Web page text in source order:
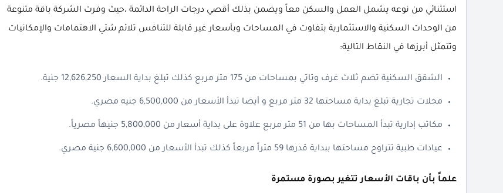
استثنائي من نوعه يشمل العمل والسكن معاً ويضمن بذلك أقصي درجات الراحة الدائمة ،حيث وفرت الشركة باقة متنوعة
من الوحدات السكنية والاستثمارية بتفاوت في المساحات وبأسعار غير قابلة للتنافس تلائم شتي الاهتمامات والإمكانيات
وتتمثل أبرزها في النقاط التالية:
الشقق السكنية تضم ثلاث غرف وتاتي بمساحات من 175 متر مربع كذلك تبلغ بداية السعار 12,626,250 جنية.
محلات تجارية تبلغ بداية مساحتها 32 متر مربع و أيضا تبدأ الأسعار من 6,500,000 جنيه مصري.
مكاتب إدارية تبدأ المساحات بها من 51 متر مربع علاوة على بداية أسعار من 5,800,000 جنيهاً مصرياً.
عيادات طبية تتراوح مساحتها ببداية قدرها 59 متراً مربعاً كذلك تبدأ الأسعار من 6,600,000 جنية مصري.
علماً بأن باقات الأسعار تتغير بصورة مستمرة